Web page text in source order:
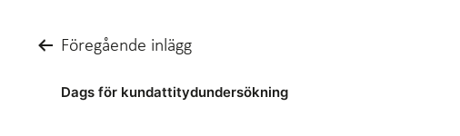
Inläggsnavigering
Föregående inlägg
Dags för kundattitydundersökning